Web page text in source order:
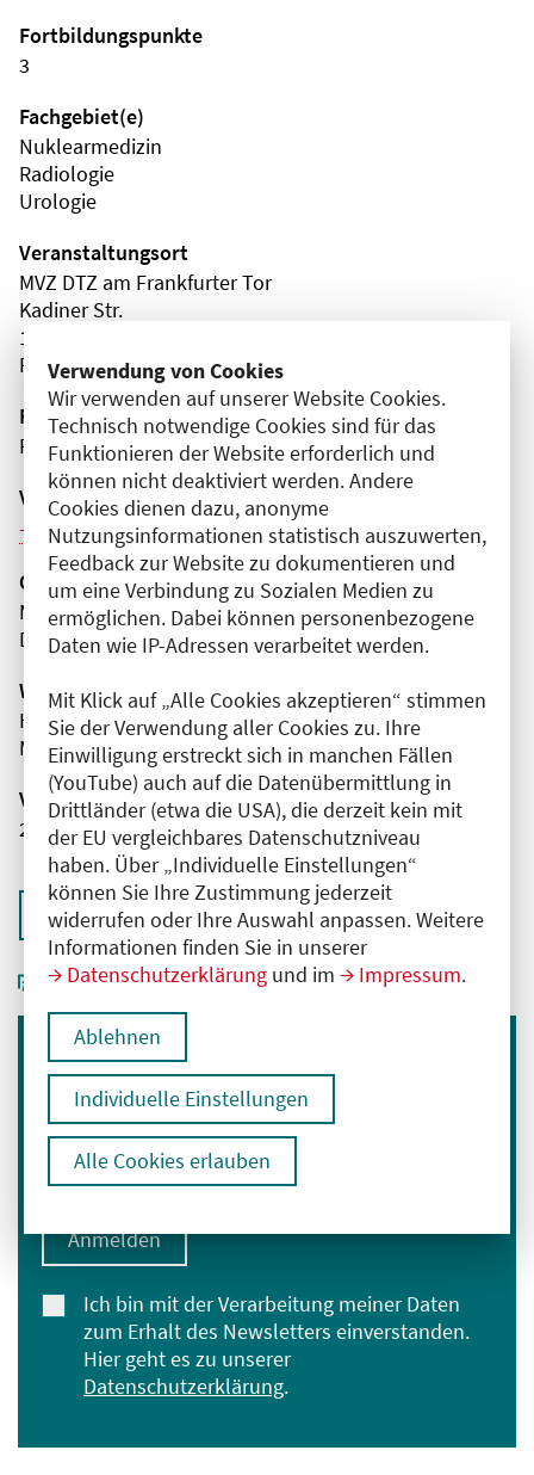
Verwendung von Cookies
Wir verwenden auf unserer Website Cookies.
Technisch notwendige Cookies sind für das
Funktionieren der Website erforderlich und
können nicht deaktiviert werden. Andere
Cookies dienen dazu, anonyme
Nutzungsinformationen statistisch auszuwerten,
Feedback zur Website zu dokumentieren und
um eine Verbindung zu Sozialen Medien zu
ermöglichen. Dabei können personenbezogene
Daten wie IP-Adressen verarbeitet werden.
Mit Klick auf „Alle Cookies akzeptieren“ stimmen
Sie der Verwendung aller Cookies zu. Ihre
Einwilligung erstreckt sich in manchen Fällen
(YouTube) auch auf die Datenübermittlung in
Drittländer (etwa die USA), die derzeit kein mit
der EU vergleichbares Datenschutzniveau
haben. Über „Individuelle Einstellungen“
können Sie Ihre Zustimmung jederzeit
widerrufen oder Ihre Auswahl anpassen. Weitere
Informationen finden Sie in unserer
Datenschutzerklärung und im Impressum.
Ablehnen
Individuelle Einstellungen
Alle Cookies erlauben
Fortbildungspunkte
3
Fachgebiet(e)
Nuklearmedizin
Radiologie
Urologie
Veranstaltungsort
MVZ DTZ am Frankfurter Tor
Kadiner Str.
10243 Berlin
Friedrichshain-Kreuzberg
Fortbildungsformat
Präsenz
Veranstaltungsreihe
Weitere Veranstaltungen dieser Reihe (8)
Organisator(en)
MVZ - Diagnostisch Therapeutisches Zentrum
DTZ am Frankfurter Tor
Wissenschaftliche Leitung
Herr Prof. Dr. sc. med. Wolfgang Mohnike
MVZ - Diagnostisch Therapeutisches Zentrum
Veranstaltungsnummer
2761102025058150052
Zurück zur Übersicht
Immer informiert bleiben
Melden Sie sich für unseren Newsletter an:
E-Mail-Adresse eingeben
Ich bin mit der Verarbeitung meiner Daten
zum Erhalt des Newsletters einverstanden.
Hier geht es zu unserer
Datenschutzerklärung.
Anmelden